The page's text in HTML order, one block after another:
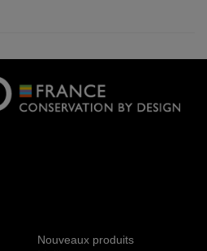
Nouveaux produits